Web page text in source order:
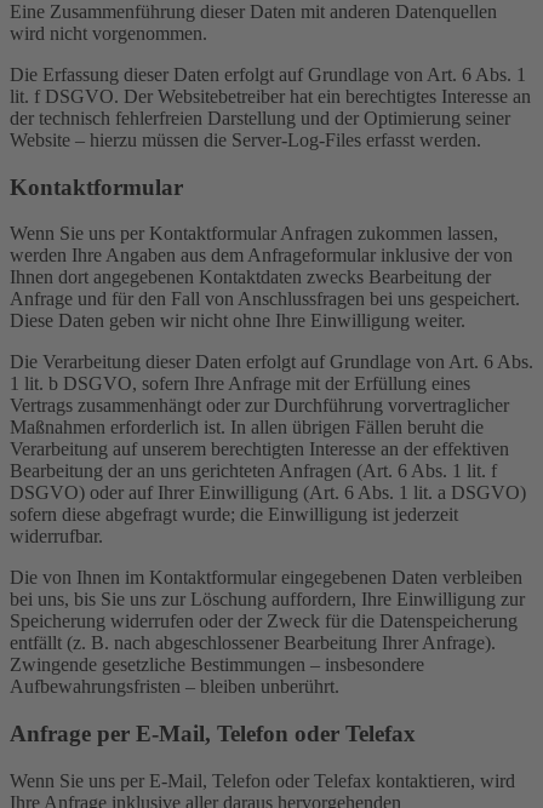
Eine Zusammenführung dieser Daten mit anderen Datenquellen
wird nicht vorgenommen.
Die Erfassung dieser Daten erfolgt auf Grundlage von Art. 6 Abs. 1
lit. f DSGVO. Der Websitebetreiber hat ein berechtigtes Interesse an
der technisch fehlerfreien Darstellung und der Optimierung seiner
Website – hierzu müssen die Server-Log-Files erfasst werden.
Kontaktformular
Wenn Sie uns per Kontaktformular Anfragen zukommen lassen,
werden Ihre Angaben aus dem Anfrageformular inklusive der von
Ihnen dort angegebenen Kontaktdaten zwecks Bearbeitung der
Anfrage und für den Fall von Anschlussfragen bei uns gespeichert.
Diese Daten geben wir nicht ohne Ihre Einwilligung weiter.
Die Verarbeitung dieser Daten erfolgt auf Grundlage von Art. 6 Abs.
1 lit. b DSGVO, sofern Ihre Anfrage mit der Erfüllung eines
Vertrags zusammenhängt oder zur Durchführung vorvertraglicher
Maßnahmen erforderlich ist. In allen übrigen Fällen beruht die
Verarbeitung auf unserem berechtigten Interesse an der effektiven
Bearbeitung der an uns gerichteten Anfragen (Art. 6 Abs. 1 lit. f
DSGVO) oder auf Ihrer Einwilligung (Art. 6 Abs. 1 lit. a DSGVO)
sofern diese abgefragt wurde; die Einwilligung ist jederzeit
widerrufbar.
Die von Ihnen im Kontaktformular eingegebenen Daten verbleiben
bei uns, bis Sie uns zur Löschung auffordern, Ihre Einwilligung zur
Speicherung widerrufen oder der Zweck für die Datenspeicherung
entfällt (z. B. nach abgeschlossener Bearbeitung Ihrer Anfrage).
Zwingende gesetzliche Bestimmungen – insbesondere
Aufbewahrungsfristen – bleiben unberührt.
Anfrage per E-Mail, Telefon oder Telefax
Wenn Sie uns per E-Mail, Telefon oder Telefax kontaktieren, wird
Ihre Anfrage inklusive aller daraus hervorgehenden